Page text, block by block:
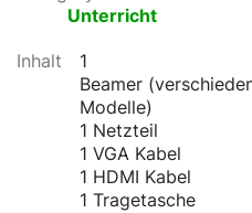
Unterricht
Inhalt
1
Beamer
Modelle)
1 Netzteil
1 VGA Kabel
1 HDMI Kabel
1 Tragetasche